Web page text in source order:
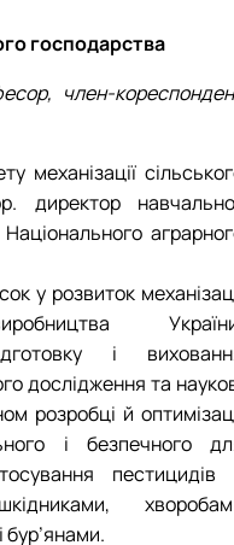
господарства
член-
механізації
директор
Національного
у розвиток
і
дослідження та
розробці й
і безпечного
пестицидів
бур’янами.